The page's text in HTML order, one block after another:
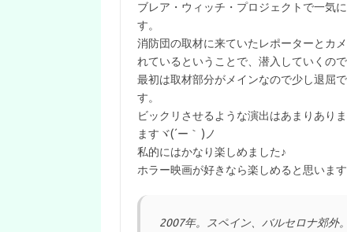
ブレア・ウィッチ・プロジェクトで一気
す。
消防団の取材に来ていたレポーターとカ
れているということで、潜入していくので
最初は取材部分がメインなので少し退屈
す。
ビックリさせるような演出はあまりあり
ますヾ(´ー｀ )ノ
私的にはかなり楽しめました♪
ホラー映画が好きなら楽しめると思います
2007年。スペイン、バルセロナ郊外